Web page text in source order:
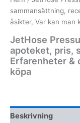
sammansättning,
åsikter, Var kan man
JetHose
apoteket, pris,
Erfarenheter &
köpa
Beskrivning